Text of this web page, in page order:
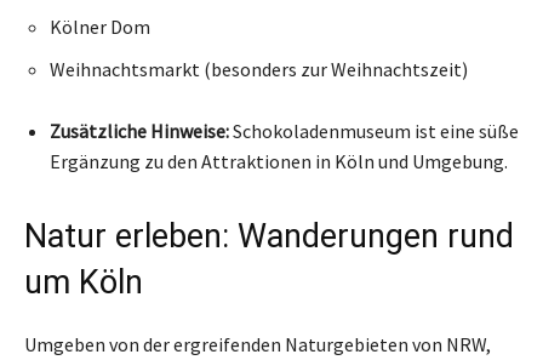
Kölner Dom
Weihnachtsmarkt (besonders zur Weihnachtszeit)
Zusätzliche Hinweise:Schokoladenmuseum ist eine süße
Ergänzung zu den Attraktionen in Köln und Umgebung.
Natur erleben: Wanderungen rund
um Köln
Umgeben von der ergreifenden Naturgebieten von NRW,